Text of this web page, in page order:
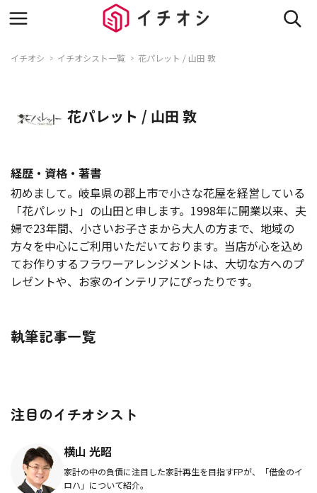
イチオシ イチオシスト一覧 花パレット / 山田 敦
花パレット / 山田 敦
経歴・資格・著書
初めまして。岐阜県の郡上市で小さな花屋を経営している
「花パレット」の山田と申します。1998年に開業以来、夫
婦で23年間、小さいお子さまから大人の方まで、地域の
方々を中心にご利用いただいております。当店が心を込め
てお作りするフラワーアレンジメントは、大切な方へのプ
レゼントや、お家のインテリアにぴったりです。
執筆記事一覧
注目のイチオシスト
横山 光昭
家計の中の負債に注目した家計再生を目指すFPが、「借金のイ
ロハ」について紹介。